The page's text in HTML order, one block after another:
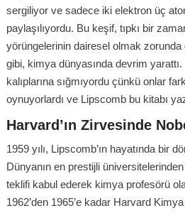
sergiliyor ve sadece iki elektron üç
paylaşılıyordu. Bu keşif, tıpkı bir
yörüngelerinin dairesel olmak zorunda
gibi, kimya dünyasında devrim
kalıplarına sığmıyordu çünkü onlar
oynuyorlardı ve Lipscomb bu kitabı
Harvard’ın Zirvesinde
1959 yılı, Lipscomb’ın hayatında bir
Dünyanın en prestijli
teklifi kabul ederek kimya profesörü
1962’den 1965’e kadar Harvard